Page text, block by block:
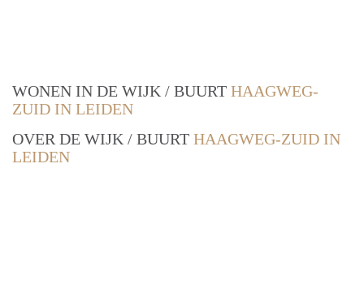
WONEN IN DE WIJK / BUURT HAAGWEG-
ZUID IN LEIDEN
OVER DE WIJK / BUURT HAAGWEG-ZUID IN
LEIDEN